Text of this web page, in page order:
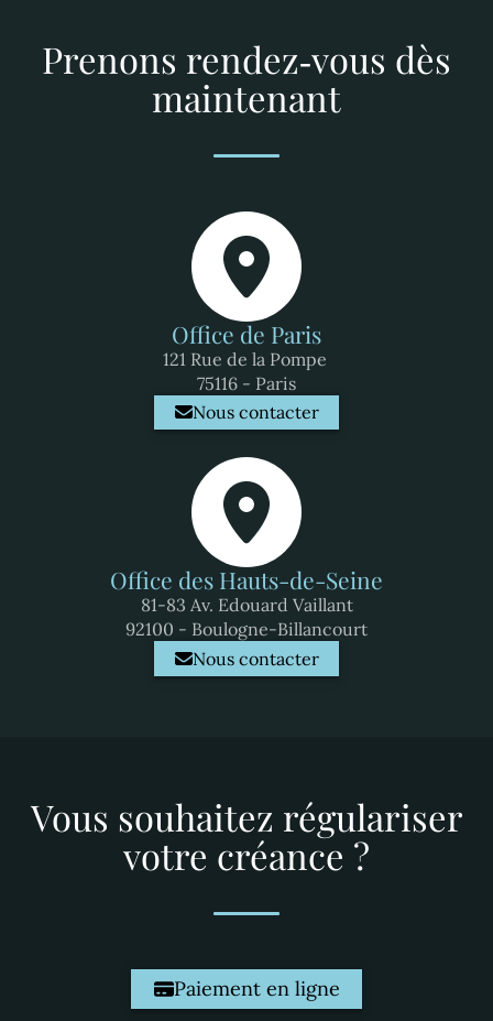
Prenons rendez‑vous dès
maintenant
Office de Paris
121 Rue de la Pompe
75116 - Paris
Nous contacter
Office des Hauts-de-Seine
81-83 Av. Edouard Vaillant
92100 - Boulogne-Billancourt
Nous contacter
Vous souhaitez régulariser
votre créance ?
Paiement en ligne